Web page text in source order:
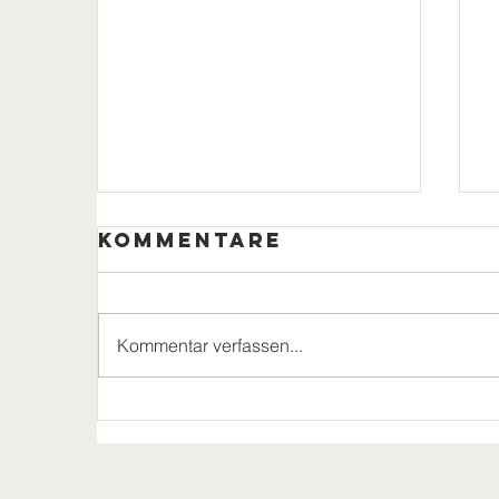
Moselwein,
Kommentare
Kommentar verfassen...